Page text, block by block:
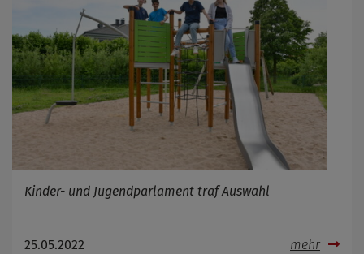
Kinder- und Jugendparlament traf Auswahl
25.05.2022 mehr